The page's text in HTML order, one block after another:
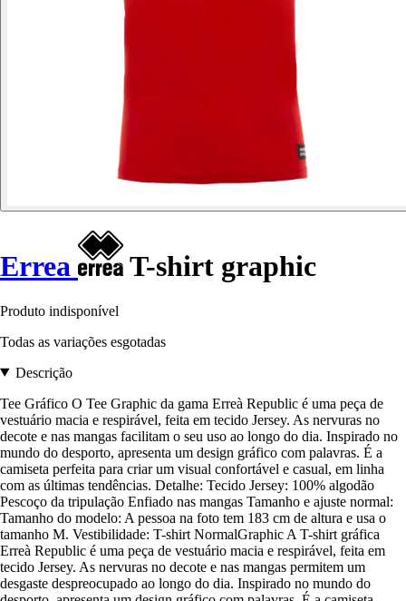
Errea T-shirt graphic
Produto indisponível
Todas as variações esgotadas
Descrição
Tee Gráfico O Tee Graphic da gama Erreà Republic é uma peça de
vestuário macia e respirável, feita em tecido Jersey. As nervuras no
decote e nas mangas facilitam o seu uso ao longo do dia. Inspirado no
mundo do desporto, apresenta um design gráfico com palavras. É a
camiseta perfeita para criar um visual confortável e casual, em linha
com as últimas tendências. Detalhe: Tecido Jersey: 100% algodão
Pescoço da tripulação Enfiado nas mangas Tamanho e ajuste normal:
Tamanho do modelo: A pessoa na foto tem 183 cm de altura e usa o
tamanho M. Vestibilidade: T-shirt NormalGraphic A T-shirt gráfica
Erreà Republic é uma peça de vestuário macia e respirável, feita em
tecido Jersey. As nervuras no decote e nas mangas permitem um
desgaste despreocupado ao longo do dia. Inspirado no mundo do